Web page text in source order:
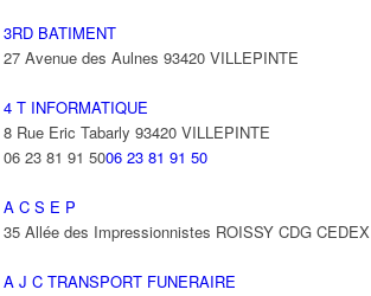
3RD BATIMENT
27 Avenue des Aulnes 93420 VILLEPINTE
4 T INFORMATIQUE
8 Rue Eric Tabarly 93420 VILLEPINTE
06 23 81 91 5006 23 81 91 50
A C S E P
35 Allée des Impressionnistes ROISSY CDG CEDEX
A J C TRANSPORT FUNERAIRE